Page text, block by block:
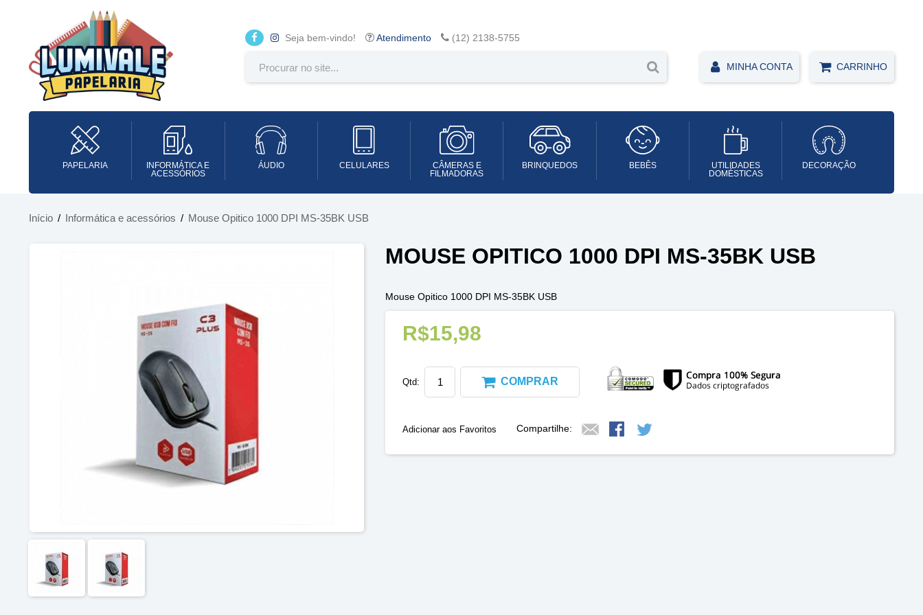
Seja bem-vindo! Atendimento (12) 2138-5755
CARRINHO
MINHA CONTA
PAPELARIA
INFORMÁTICA E
ACESSÓRIOS
ÁUDIO CELULARES
CÂMERAS E
FILMADORAS
BRINQUEDOS BEBÊS
UTILIDADES
DOMÉSTICAS
DECORAÇÃO
Início / Informática e acessórios / Mouse Opitico 1000 DPI MS-35BK USB
MOUSE OPITICO 1000 DPI MS-35BK USB
Mouse Opitico 1000 DPI MS-35BK USB
R$15,98
Qtd: COMPRAR
Adicionar aos Favoritos Compartilhe: